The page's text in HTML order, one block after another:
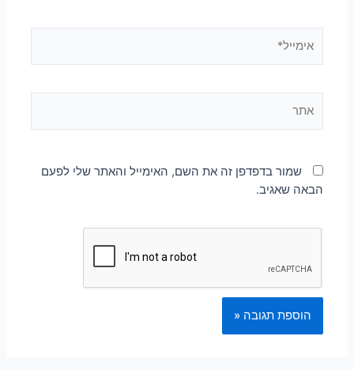
שמור בדפדפן זה את השם, האימייל והאתר שלי לפעם
הבאה שאגיב.